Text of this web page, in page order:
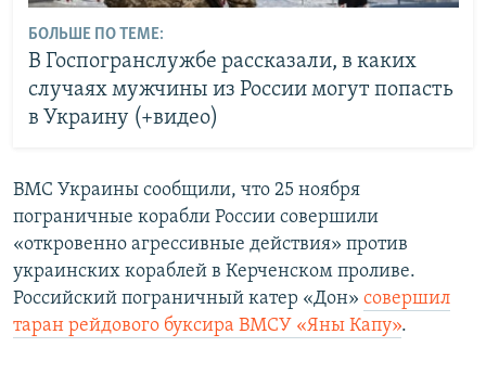
БОЛЬШЕ ПО ТЕМЕ:
В Госпогранслужбе рассказали, в каких
случаях мужчины из России могут попасть
в Украину (+видео)
ВМС Украины сообщили, что 25 ноября
пограничные корабли России совершили
«откровенно агрессивные действия» против
украинских кораблей в Керченском проливе.
Российский пограничный катер «Дон» совершил
таран рейдового буксира ВМСУ «Яны Капу».